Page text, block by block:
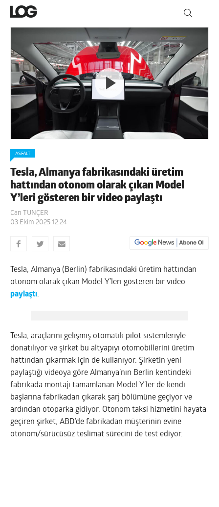
ASFALT
Tesla, Almanya fabrikasındaki üretim
hattından otonom olarak çıkan Model
Y’leri gösteren bir video paylaştı
Can TUNÇER
03 Ekim 2025 12:24
Tesla, Almanya (Berlin) fabrikasındaki üretim hattından
otonom olarak çıkan Model Y’leri gösteren bir video
paylaştı.
Tesla, araçlarını gelişmiş otomatik pilot sistemleriyle
donatılıyor ve şirket bu altyapıyı otomobillerini üretim
hattından çıkarmak için de kullanıyor. Şirketin yeni
paylaştığı videoya göre Almanya’nın Berlin kentindeki
fabrikada montajı tamamlanan Model Y’ler de kendi
başlarına fabrikadan çıkarak şarj bölümüne geçiyor ve
ardından otoparka gidiyor. Otonom taksi hizmetini hayata
geçiren şirket, ABD’de fabrikadan müşterinin evine
otonom/sürücüsüz teslimat sürecini de test ediyor.